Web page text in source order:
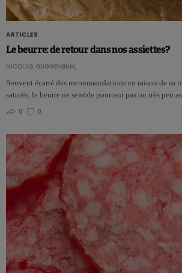
ARTICLES
Le beurre: de retour dans nos assiettes?
NICOLAS GUGGENBÜHL
Souvent écarté des recommandations en raison de sa
saturés, le beurre ne semble pourtant pas ou très peu
0
0